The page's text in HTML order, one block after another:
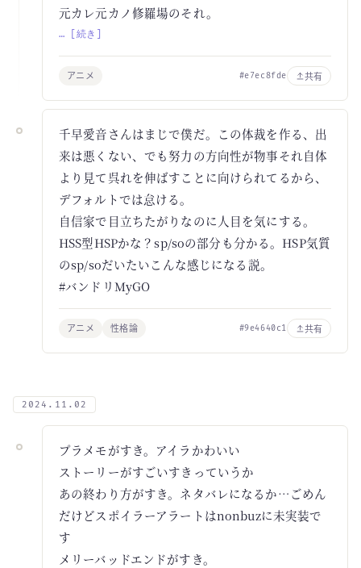
元カレ元カノ修羅場のそれ。
… [続き]
アニメ #e7ec8fde 共有
千早愛音さんはまじで僕だ。この体裁を作る、出
来は悪くない、でも努力の方向性が物事それ自体
より見て呉れを伸ばすことに向けられてるから、
デフォルトでは怠ける。
自信家で目立ちたがりなのに人目を気にする。
HSS型HSPかな？sp/soの部分も分かる。HSP気質
のsp/soだいたいこんな感じになる説。
#バンドリMyGO
アニメ 性格論 #9e4640c1 共有
2024.11.02
プラメモがすき。アイラかわいい
ストーリーがすごいすきっていうか
あの終わり方がすき。ネタバレになるか…ごめん
だけどスポイラーアラートはnonbuzに未実装で
す
メリーバッドエンドがすき。